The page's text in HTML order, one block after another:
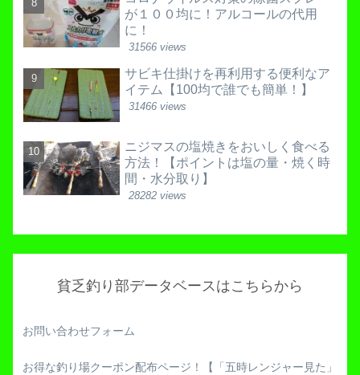
が１００均に！アルコールの代用
に！
31566 views
サビキ仕掛けを再利用する便利なア
イテム【100均で誰でも簡単！】
31466 views
ニジマスの塩焼きをおいしく食べる
方法！【ポイントは塩の量・焼く時
間・水分取り】
28282 views
貧乏釣り部データベースはこちらから
お問い合わせフォーム
お得な釣り場クーポン配布ページ！【「五時レンジャー見た」